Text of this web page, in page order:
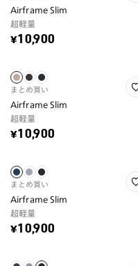
Airframe Slim
超軽量
¥10,900
まとめ買い
Airframe Slim
超軽量
¥10,900
まとめ買い
Airframe Slim
超軽量
¥10,900